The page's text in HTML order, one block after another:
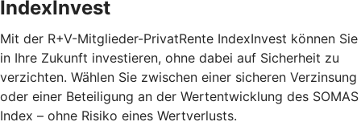
IndexInvest
Mit der R+V-Mitglieder-PrivatRente IndexInvest können Sie
in Ihre Zukunft investieren, ohne dabei auf Sicherheit zu
verzichten. Wählen Sie zwischen einer sicheren Verzinsung
oder einer Beteiligung an der Wertentwicklung des SOMAS
Index – ohne Risiko eines Wertverlusts.